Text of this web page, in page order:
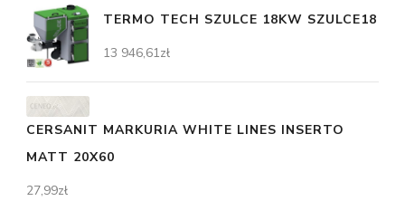
TERMO TECH SZULCE 18KW SZULCE18
13 946,61zł
CERSANIT MARKURIA WHITE LINES INSERTO
MATT 20X60
27,99zł